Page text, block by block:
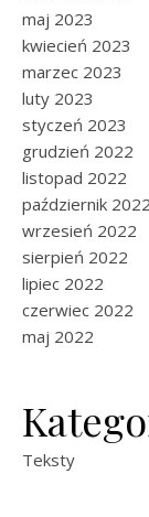
maj 2023
kwiecień 2023
marzec 2023
luty 2023
styczeń 2023
grudzień 2022
listopad 2022
październik 2022
wrzesień 2022
sierpień 2022
lipiec 2022
czerwiec 2022
maj 2022
Teksty